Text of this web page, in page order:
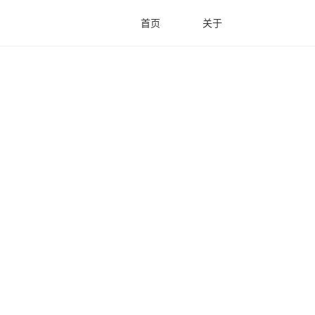
首页 关于